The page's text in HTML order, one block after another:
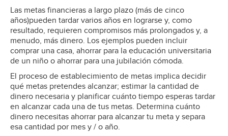
Las metas financieras a largo plazo (más de cinco
años)pueden tardar varios años en lograrse y, como
resultado, requieren compromisos más prolongados y, a
menudo, más dinero. Los ejemplos pueden incluir
comprar una casa, ahorrar para la educación universitaria
de un niño o ahorrar para una jubilación cómoda.
El proceso de establecimiento de metas implica decidir
qué metas pretendes alcanzar; estimar la cantidad de
dinero necesaria y planificar cuánto tiempo esperas tardar
en alcanzar cada una de tus metas. Determina cuánto
dinero necesitas ahorrar para alcanzar tu meta y separa
esa cantidad por mes y / o año.